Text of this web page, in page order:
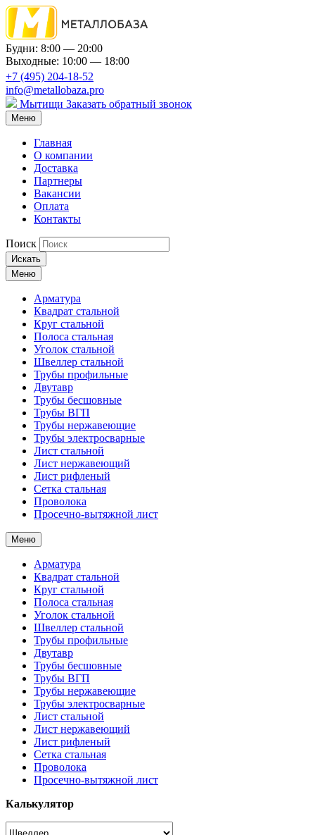
Будни: 8:00 — 20:00
Выходные: 10:00 — 18:00
+7 (495) 204-18-52
info@metallobaza.pro
Мытищи Заказать обратный звонок
Меню
Главная
О компании
Доставка
Партнеры
Вакансии
Оплата
Контакты
Поиск
Искать
Меню
Арматура
Квадрат стальной
Круг стальной
Полоса стальная
Уголок стальной
Швеллер стальной
Трубы профильные
Двутавр
Трубы бесшовные
Трубы ВГП
Трубы нержавеющие
Трубы электросварные
Лист стальной
Лист нержавеющий
Лист рифленый
Сетка стальная
Проволока
Просечно-вытяжной лист
Меню
Арматура
Квадрат стальной
Круг стальной
Полоса стальная
Уголок стальной
Швеллер стальной
Трубы профильные
Двутавр
Трубы бесшовные
Трубы ВГП
Трубы нержавеющие
Трубы электросварные
Лист стальной
Лист нержавеющий
Лист рифленый
Сетка стальная
Проволока
Просечно-вытяжной лист
Калькулятор